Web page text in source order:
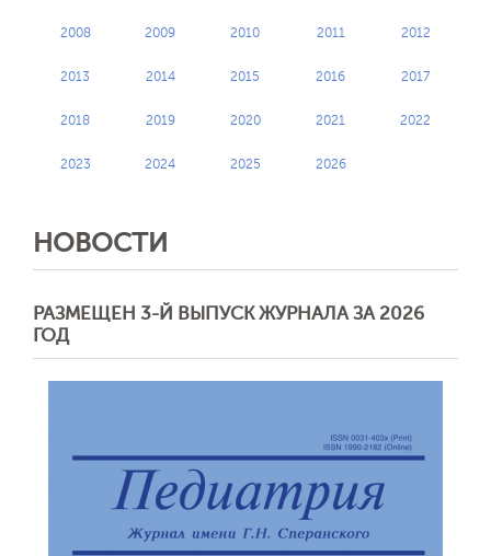
2008 2009 2010 2011 2012
2013 2014 2015 2016 2017
2018 2019 2020 2021 2022
2023 2024 2025 2026
НОВОСТИ
РАЗМЕЩЕН 3-Й ВЫПУСК ЖУРНАЛА ЗА 2026
ГОД